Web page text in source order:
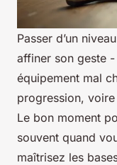
Passer d’un
affiner son geste -
équipement mal
progression,
Le bon moment
souvent quand
maîtrisez les